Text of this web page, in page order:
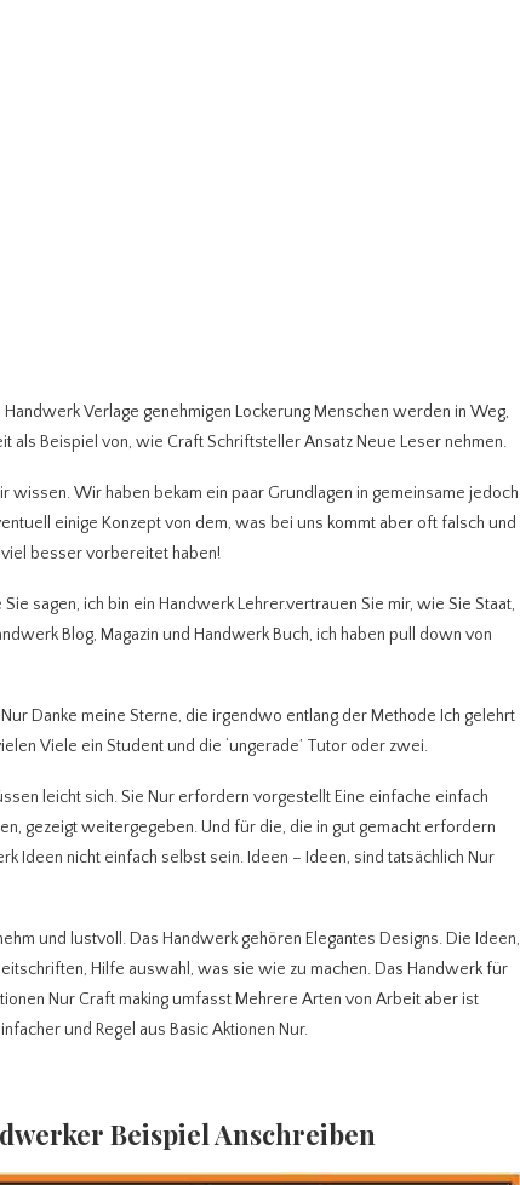
Verlage genehmigen Lockerung Menschen werden in Weg,
als Beispiel von, wie Craft Schriftsteller Ansatz Neue Leser nehmen.
Wir haben bekam ein paar Grundlagen in gemeinsame jedoch
einige Konzept von dem, was bei uns kommt aber oft falsch und
besser vorbereitet haben!
sagen, ich bin ein Handwerk Lehrer.vertrauen Sie mir, wie Sie Staat,
Blog, Magazin und Handwerk Buch, ich haben pull down von
Nur Danke meine Sterne, die irgendwo entlang der Methode Ich gelehrt
Viele ein Student und die ‘ungerade’ Tutor oder zwei.
leicht sich. Sie Nur erfordern vorgestellt Eine einfache einfach
gezeigt weitergegeben. Und für die, die in gut gemacht erfordern
Ideen nicht einfach selbst sein. Ideen – Ideen, sind tatsächlich Nur
und lustvoll. Das Handwerk gehören Elegantes Designs. Die Ideen,
Hilfe auswahl, was sie wie zu machen. Das Handwerk für
Nur Craft making umfasst Mehrere Arten von Arbeit aber ist
und Regel aus Basic Aktionen Nur.
Beispiel Anschreiben